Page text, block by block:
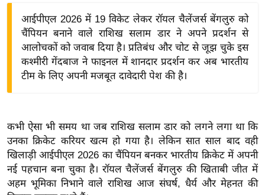
द्यो
वि
शे
ष
ज्ञ
रा
आईपीएल 2026 में 19 विकेट लेकर रॉयल चैलेंजर्स बेंगलुरु को
चैंपियन बनाने वाले राशिख सलाम डार ने अपने प्रदर्शन से
आलोचकों को जवाब दिया है। प्रतिबंध और चोट से जूझ चुके इस
कश्मीरी गेंदबाज ने फाइनल में शानदार प्रदर्शन कर अब भारतीय
टीम के लिए अपनी मजबूत दावेदारी पेश की है।
कभी ऐसा भी समय था जब राशिख सलाम डार को लगने लगा था कि
उनका क्रिकेट करियर खत्म हो गया है। लेकिन सात साल बाद वही
खिलाड़ी आईपीएल 2026 का चैंपियन बनकर भारतीय क्रिकेट में अपनी
नई पहचान बना चुका है। रॉयल चैलेंजर्स बेंगलुरु की खिताबी जीत में
अहम भूमिका निभाने वाले राशिख आज संघर्ष, धैर्य और मेहनत की